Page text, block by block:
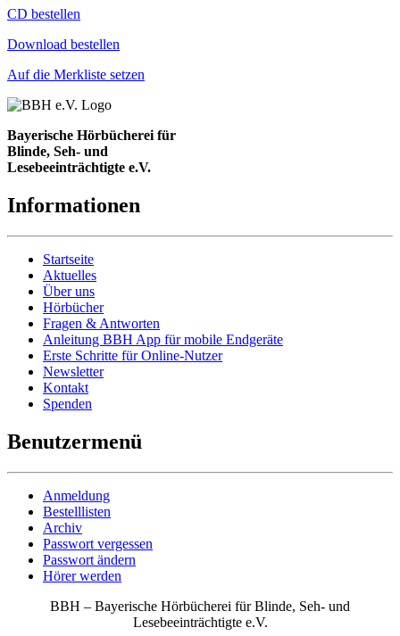
Bestell-Aktionen
CD bestellen
Download bestellen
Auf die Merkliste setzen
Bayerische Hörbücherei für
Blinde, Seh- und
Lesebeeinträchtigte e.V.
Informationen
Startseite
Aktuelles
Über uns
Hörbücher
Fragen & Antworten
Anleitung BBH App für mobile Endgeräte
Erste Schritte für Online-Nutzer
Newsletter
Kontakt
Spenden
Benutzermenü
Anmeldung
Bestelllisten
Archiv
Passwort vergessen
Passwort ändern
Hörer werden
BBH – Bayerische Hörbücherei für Blinde, Seh- und
Lesebeeinträchtigte e.V.